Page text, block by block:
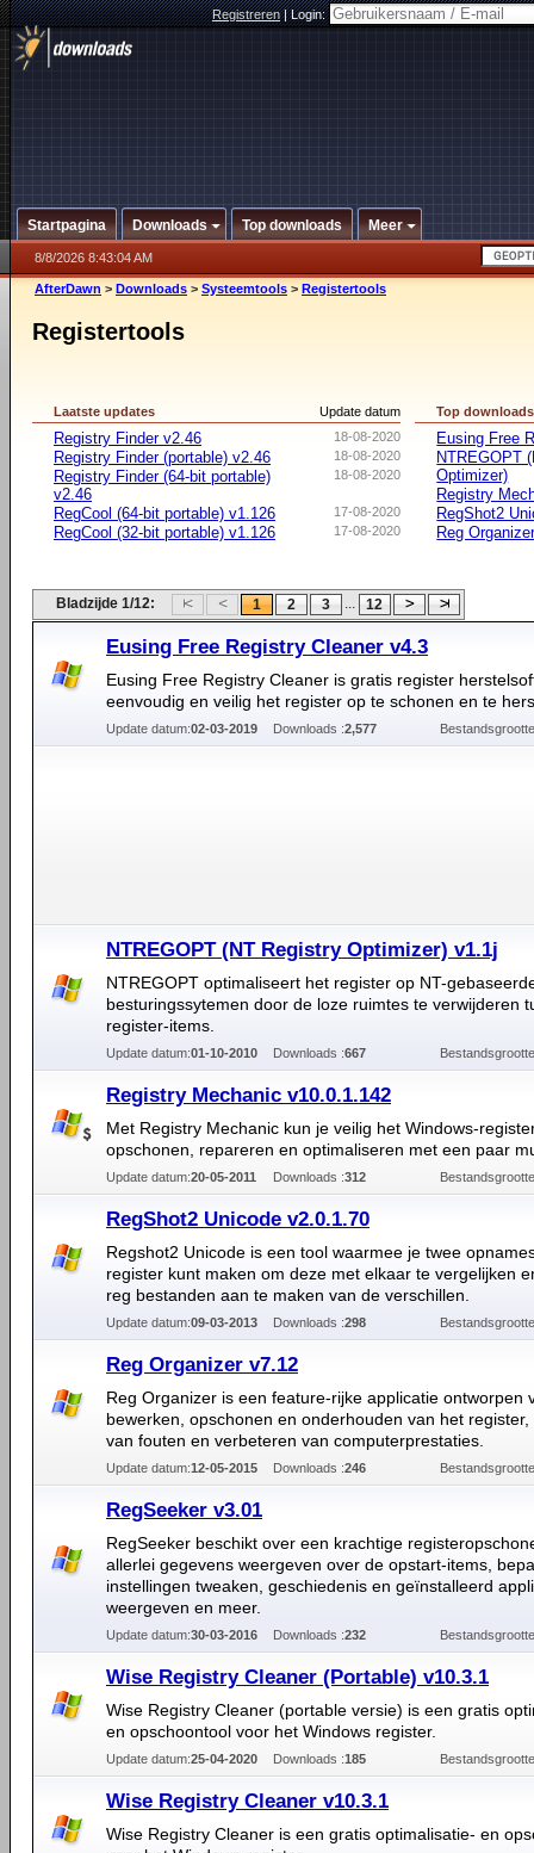
Registreren|Login:
Startpagina Downloads Top downloads Meer
8/8/2026 8:43:04 AM
AfterDawn > Downloads > Systeemtools > Registertools
Registertools
Update datum
Laatste updates
18-08-2020
Registry Finder v2.46
18-08-2020
Registry Finder (portable) v2.46
18-08-2020
Registry Finder (64-bit portable)
v2.46
17-08-2020
RegCool (64-bit portable) v1.126
17-08-2020
RegCool (32-bit portable) v1.126
Top downloads
Eusing Free
NTREGOPT
Optimizer)
Registry
RegShot2
Reg
Bladzijde 1/12: 1 2 3 ... 12
Eusing Free Registry Cleaner v4.3
Eusing Free Registry Cleaner is gratis register
eenvoudig en veilig het register op te schonen en te
Update datum:02-03-2019 Downloads :2,577
NTREGOPT (NT Registry Optimizer) v1.1j
NTREGOPT optimaliseert het register op NT-
besturingssytemen door de loze ruimtes te verwijderen
register-items.
Update datum:01-10-2010 Downloads :667
Registry Mechanic v10.0.1.142
Met Registry Mechanic kun je veilig het Windows-
opschonen, repareren en optimaliseren met een paar
Update datum:20-05-2011 Downloads :312
RegShot2 Unicode v2.0.1.70
Regshot2 Unicode is een tool waarmee je twee
register kunt maken om deze met elkaar te vergelijken
reg bestanden aan te maken van de verschillen.
Update datum:09-03-2013 Downloads :298
Reg Organizer v7.12
Reg Organizer is een feature-rijke applicatie ontworpen
bewerken, opschonen en onderhouden van het register,
van fouten en verbeteren van computerprestaties.
Update datum:12-05-2015 Downloads :246
RegSeeker v3.01
RegSeeker beschikt over een krachtige
allerlei gegevens weergeven over de opstart-items,
instellingen tweaken, geschiedenis en geïnstalleerd
weergeven en meer.
Update datum:30-03-2016 Downloads :232
Wise Registry Cleaner (Portable) v10.3.1
Wise Registry Cleaner (portable versie) is een gratis
en opschoontool voor het Windows register.
Update datum:25-04-2020 Downloads :185
Wise Registry Cleaner v10.3.1
Wise Registry Cleaner is een gratis optimalisatie- en